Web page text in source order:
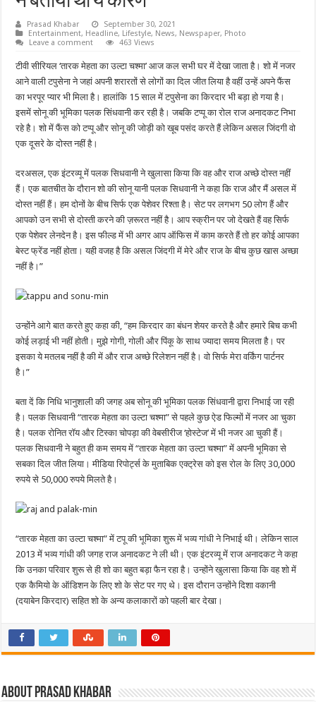
Prasad Khabar
September 30, 2021
Entertainment, Headline, Lifestyle, News, Newspaper, Photo
Leave a comment
463 Views
टीवी सीरियल ‘तारक मेहता का उल्टा चश्मा’ आज कल सभी घर में देखा जाता है। शो में नजर
आने वाली टपुसेना ने जहां अपनी शरारतों से लोगों का दिल जीत लिया है वहीं उन्हें अपने फैंस
का भरपूर प्यार भी मिला है। हालांकि 15 साल में टपुसेना का किरदार भी बड़ा हो गया है।
इसमें सोनू की भूमिका पलक सिंधवानी कर रही है। जबकि टप्पू का रोल राज अनादकट निभा
रहे है। शो में फैंस को टप्पू और सोनू की जोड़ी को खूब पसंद करते हैं लेकिन असल जिंदगी वो
एक दूसरे के दोस्त नहीं है।
दरअसल, एक इंटरव्यू में पलक सिधवानी ने खुलासा किया कि वह और राज अच्छे दोस्त नहीं
हैं। एक बातचीत के दौरान शो की सोनू यानी पलक सिधवानी ने कहा कि राज और मैं असल में
दोस्त नहीं हैं। हम दोनों के बीच सिर्फ एक पेशेवर रिश्ता है। सेट पर लगभग 50 लोग हैं और
आपको उन सभी से दोस्ती करने की ज़रूरत नहीं है। आप स्क्रीन पर जो देखते हैं वह सिर्फ
एक पेशेवर लेनदेन है। इस फील्ड में भी अगर आप ऑफिस में काम करते हैं तो हर कोई आपका
बेस्ट फ्रेंड नहीं होता। यही वजह है कि असल जिंदगी में मेरे और राज के बीच कुछ खास अच्छा
नहीं है।”
उन्होंने आगे बात करते हुए कहा की, “हम किरदार का बंधन शेयर करते है और हमारे बिच कभी
कोई लड़ाई भी नहीं होती। मुझे गोगी, गोली और पिंकू के साथ ज्यादा समय मिलता है। पर
इसका ये मतलब नहीं है की में और राज अच्छे रिलेशन नहीं है। वो सिर्फ मेरा वर्किंग पार्टनर
है।”
बता दें कि निधि भानुशाली की जगह अब सोनू की भूमिका पलक सिंधवानी द्वारा निभाई जा रही
है। पलक सिधवानी “तारक मेहता का उल्टा चश्मा” से पहले कुछ ऐड फिल्मों में नजर आ चुका
है। पलक रोनित रॉय और टिस्का चोपड़ा की वेबसीरीज ‘होस्टेज’ में भी नजर आ चुकी हैं।
पलक सिधवानी ने बहुत ही कम समय में “तारक मेहता का उल्टा चश्मा” में अपनी भूमिका से
सबका दिल जीत लिया। मीडिया रिपोर्ट्स के मुताबिक एक्ट्रेस को इस रोल के लिए 30,000
रुपये से 50,000 रुपये मिलते है।
“तारक मेहता का उल्टा चश्मा” में टपू की भूमिका शुरू में भव्य गांधी ने निभाई थी। लेकिन साल
2013 में भव्य गांधी की जगह राज अनादकट ने ली थी। एक इंटरव्यू में राज अनादकट ने कहा
कि उनका परिवार शुरू से ही शो का बहुत बड़ा फैन रहा है। उन्होंने खुलासा किया कि वह शो में
एक कैमियो के ऑडिशन के लिए शो के सेट पर गए थे। इस दौरान उन्होंने दिशा वकानी
(दयाबेन किरदार) सहित शो के अन्य कलाकारों को पहली बार देखा।
About Prasad Khabar